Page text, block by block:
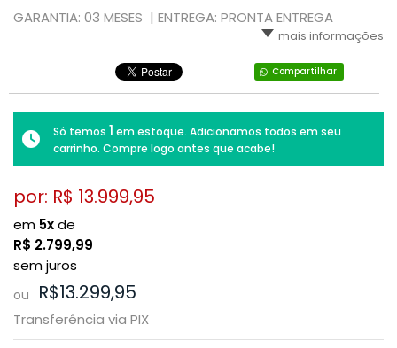
GARANTIA: 03 MESES | ENTREGA: PRONTA ENTREGA
mais informações
Compartilhar
Só temos 1 em estoque. Adicionamos todos em seu
carrinho. Compre logo antes que acabe!
por: R$ 13.999,95
em 5xde
R$ 2.799,99
sem juros
ou R$13.299,95
Transferência via PIX